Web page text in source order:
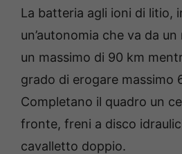
La batteria agli ioni di litio,
un’autonomia che va da
un massimo di 90 km
grado di erogare massimo
Completano il quadro un
fronte, freni a disco
cavalletto doppio.